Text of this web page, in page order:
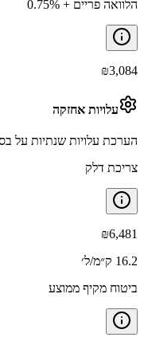
הלוואה פריים + 0.75%
₪3,084
עלויות אחזקה
הערכת עלויות שנתיות על בסיס 15,000 ק״מ
צריכת דלק
₪6,481
16.2 ק״מ/ל׳
ביטוח מקיף ממוצע